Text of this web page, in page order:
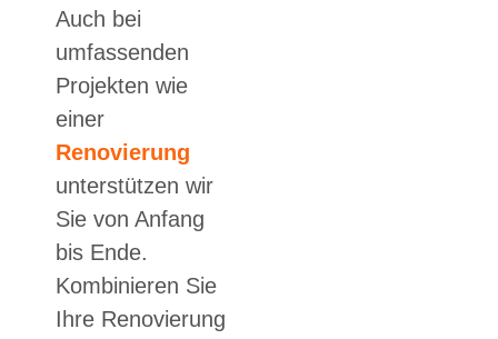
Auch bei
umfassenden
Projekten wie
einer
Renovierung
unterstützen wir
Sie von Anfang
bis Ende.
Kombinieren Sie
Ihre Renovierung